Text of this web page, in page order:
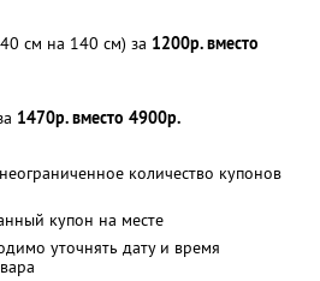
см на 140 см) за 1200р. вместо
1470р. вместо 4900р.
количество купонов
купон на месте
уточнять дату и время